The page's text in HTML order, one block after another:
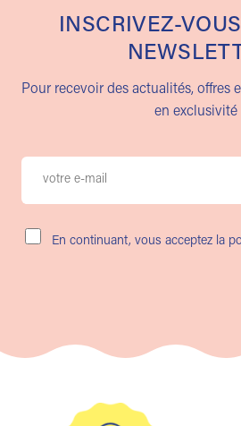
INSCRIVEZ-
Pour recevoir des actualités, offres
en exclusivité
En continuant, vous acceptez la